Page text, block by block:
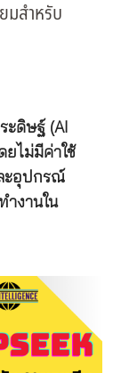
มสำหรับ
ะดิษฐ์ (AI
ยไม่มีค่าใช้
ะอุปกรณ์
ำงานใน